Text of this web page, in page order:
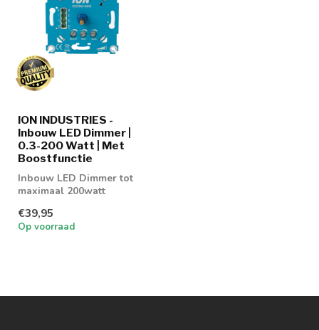
ION INDUSTRIES -
Inbouw LED Dimmer |
0.3-200 Watt | Met
Boostfunctie
Inbouw LED Dimmer tot
maximaal 200watt
€39,95
Op voorraad